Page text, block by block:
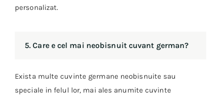
personalizat.
5. Care e cel mai neobisnuit cuvant german?
Exista multe cuvinte germane neobisnuite sau
speciale in felul lor, mai ales anumite cuvinte